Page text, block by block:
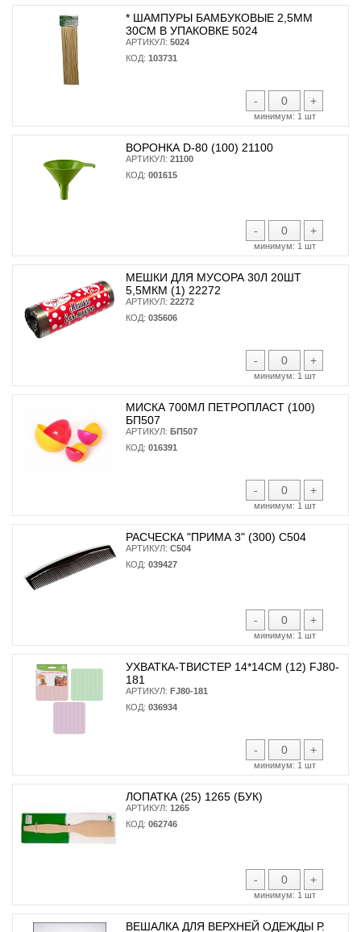
* ШАМПУРЫ БАМБУКОВЫЕ 2,5ММ
30СМ В УПАКОВКЕ 5024
АРТИКУЛ: 5024
КОД: 103731
- +
минимум: 1 шт
ВОРОНКА D-80 (100) 21100
АРТИКУЛ: 21100
КОД: 001615
- +
минимум: 1 шт
МЕШКИ ДЛЯ МУСОРА 30Л 20ШТ
5,5МКМ (1) 22272
АРТИКУЛ: 22272
КОД: 035606
- +
минимум: 1 шт
МИСКА 700МЛ ПЕТРОПЛАСТ (100)
БП507
АРТИКУЛ: БП507
КОД: 016391
- +
минимум: 1 шт
РАСЧЕСКА "ПРИМА 3" (300) С504
АРТИКУЛ: С504
КОД: 039427
- +
минимум: 1 шт
УХВАТКА-ТВИСТЕР 14*14СМ (12) FJ80-
181
АРТИКУЛ: FJ80-181
КОД: 036934
- +
минимум: 1 шт
ЛОПАТКА (25) 1265 (БУК)
АРТИКУЛ: 1265
КОД: 062746
- +
минимум: 1 шт
ВЕШАЛКА ДЛЯ ВЕРХНЕЙ ОДЕЖДЫ Р.